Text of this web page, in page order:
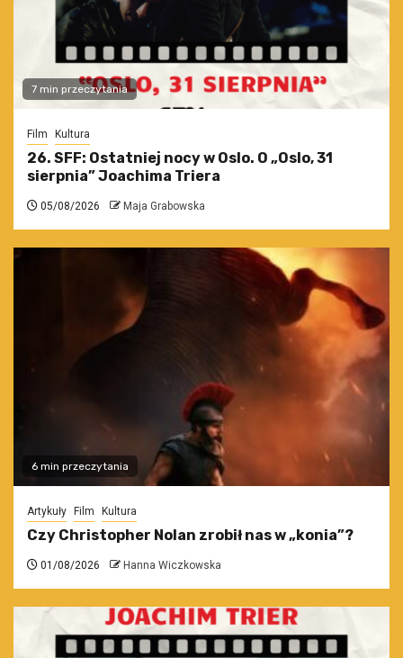
7 min przeczytania
Film Kultura
26. SFF: Ostatniej nocy w Oslo. O „Oslo, 31
sierpnia” Joachima Triera
05/08/2026 Maja Grabowska
6 min przeczytania
Artykuły Film Kultura
Czy Christopher Nolan zrobił nas w „konia”?
01/08/2026 Hanna Wiczkowska